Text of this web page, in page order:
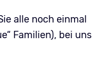
alle noch einmal
Familien), bei uns